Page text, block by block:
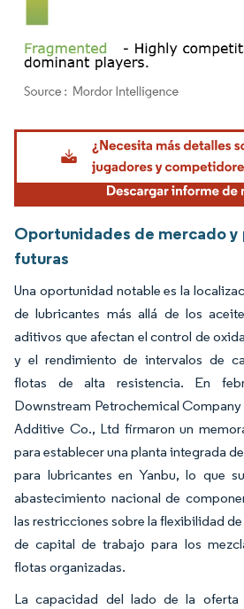
Imagen © Mordor Intelligence. El uso requiere
Oportunidades de mercado
futuras
Una oportunidad notable es la
de lubricantes más allá de los
aditivos que afectan el control de
y el rendimiento de intervalos de
flotas de alta resistencia. En
Downstream Petrochemical
Additive Co., Ltd firmaron un
para establecer una planta integrada
para lubricantes en Yanbu, lo que
abastecimiento nacional de
las restricciones sobre la flexibilidad
de capital de trabajo para los
flotas organizadas.
La capacidad del lado de la